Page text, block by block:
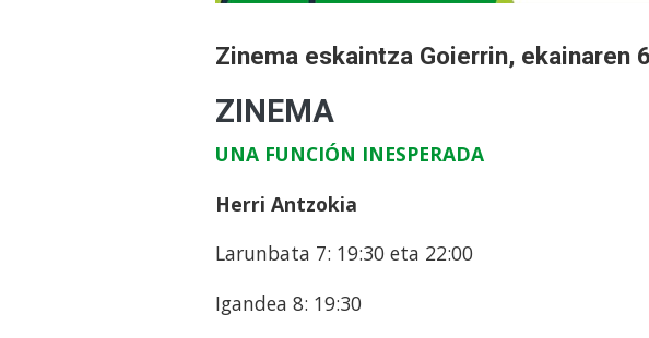
Zinema eskaintza Goierrin, ekainaren
ZINEMA
UNA FUNCIÓN INESPERADA
Herri Antzokia
Larunbata 7: 19:30 eta 22:00
Igandea 8: 19:30